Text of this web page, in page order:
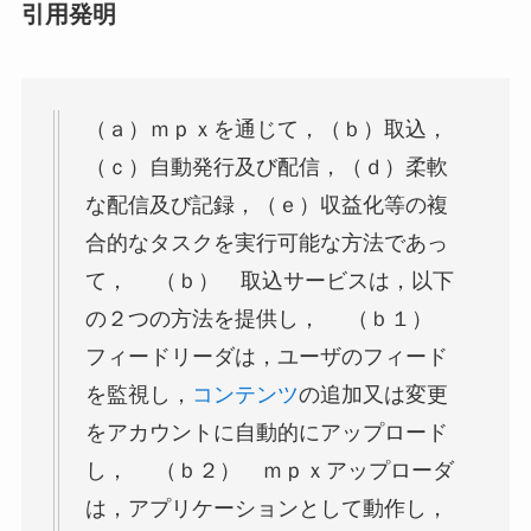
引用発明
（ａ）ｍｐｘを通じて，（ｂ）取込，
（ｃ）自動発行及び配信，（ｄ）柔軟
な配信及び記録，（ｅ）収益化等の複
合的なタスクを実行可能な方法であっ
て， （ｂ） 取込サービスは，以下
の２つの方法を提供し， （ｂ１）
フィードリーダは，ユーザのフィード
を監視し， コンテンツの追加又は変更
をアカウントに自動的にアップロード
し， （ｂ２） ｍｐｘアップローダ
は，アプリケーションとして動作し，